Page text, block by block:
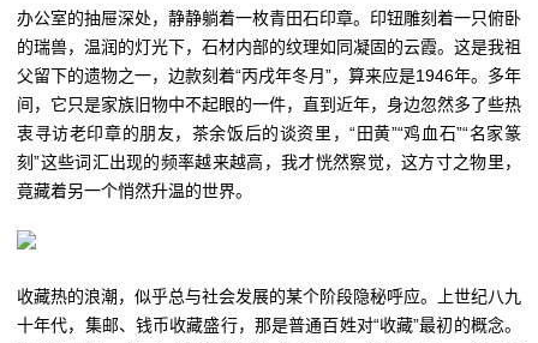
办公室的抽屉深处，静静躺着一枚青田石印章。印钮雕刻着一只俯卧
的瑞兽，温润的灯光下，石材内部的纹理如同凝固的云霞。这是我祖
父留下的遗物之一，边款刻着“丙戌年冬月”，算来应是1946年。多年
间，它只是家族旧物中不起眼的一件，直到近年，身边忽然多了些热
衷寻访老印章的朋友，茶余饭后的谈资里，“田黄”“鸡血石”“名家篆
刻”这些词汇出现的频率越来越高，我才恍然察觉，这方寸之物里，
竟藏着另一个悄然升温的世界。
收藏热的浪潮，似乎总与社会发展的某个阶段隐秘呼应。上世纪八九
十年代，集邮、钱币收藏盛行，那是普通百姓对“收藏”最初的概念。